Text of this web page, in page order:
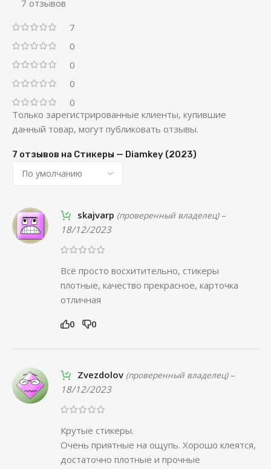
7 отзывов
7
0
0
0
0
7 отзывов на Стикеры — Diamkey (2023)
skajvarp (проверенный владелец) –
18/12/2023
Всё просто восхитительно, стикеры
плотные, качество прекрасное, карточка
отличная
0 0
Zvezdolov (проверенный владелец) –
18/12/2023
Крутые стикеры.
Очень приятные на ощупь. Хорошо клеятся,
достаточно плотные и прочные
Только зарегистрированные клиенты, купившие
данный товар, могут публиковать отзывы.